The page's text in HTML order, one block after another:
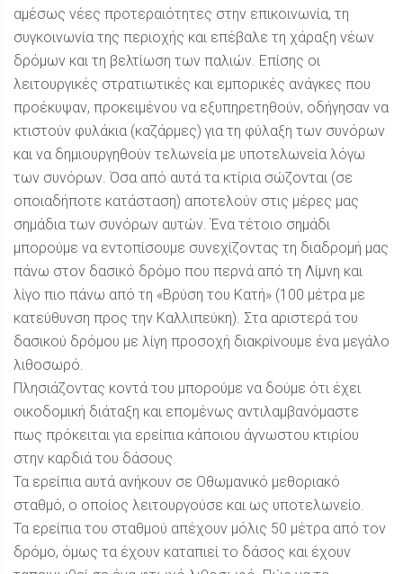
αμέσως νέες προτεραιότητες στην επικοινωνία, τη
συγκοινωνία της περιοχής και επέβαλε τη χάραξη νέων
δρόμων και τη βελτίωση των παλιών. Επίσης οι
λειτουργικές στρατιωτικές και εμπορικές ανάγκες που
προέκυψαν, προκειμένου να εξυπηρετηθούν, οδήγησαν να
κτιστούν φυλάκια (καζάρμες) για τη φύλαξη των συνόρων
και να δημιουργηθούν τελωνεία με υποτελωνεία λόγω
των συνόρων. Όσα από αυτά τα κτίρια σώζονται (σε
οποιαδήποτε κατάσταση) αποτελούν στις μέρες μας
σημάδια των συνόρων αυτών. Ένα τέτοιο σημάδι
μπορούμε να εντοπίσουμε συνεχίζοντας τη διαδρομή μας
πάνω στον δασικό δρόμο που περνά από τη Λίμνη και
λίγο πιο πάνω από τη «Βρύση του Κατή» (100 μέτρα με
κατεύθυνση προς την Καλλιπεύκη). Στα αριστερά του
δασικού δρόμου με λίγη προσοχή διακρίνουμε ένα μεγάλο
λιθοσωρό.
Πλησιάζοντας κοντά του μπορούμε να δούμε ότι έχει
οικοδομική διάταξη και επομένως αντιλαμβανόμαστε
πως πρόκειται για ερείπια κάποιου άγνωστου κτιρίου
στην καρδιά του δάσους.
Τα ερείπια αυτά ανήκουν σε Οθωμανικό μεθοριακό
σταθμό, ο οποίος λειτουργούσε και ως υποτελωνείο.
Τα ερείπια του σταθμού απέχουν μόλις 50 μέτρα από τον
δρόμο, όμως τα έχουν καταπιεί το δάσος και έχουν